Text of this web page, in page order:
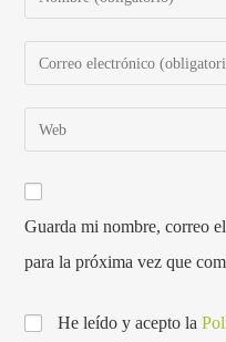
Guarda mi nombre, correo
para la próxima vez que
He leído y acepto la